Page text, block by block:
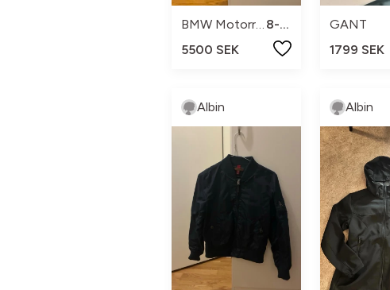
BMW Motorrad
8-10
5500 SEK
GANT
1799 SEK
Albin Albin